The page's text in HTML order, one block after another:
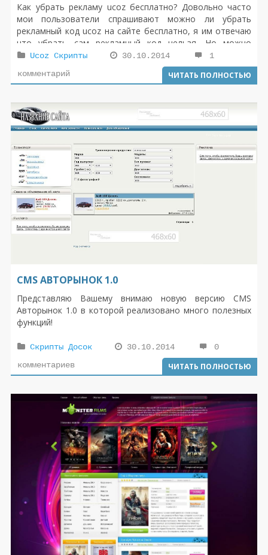
Как убрать рекламу ucoz бесплатно? Довольно часто
мои пользователи спрашивают можно ли убрать
рекламный код ucoz на сайте бесплатно, я им отвечаю
что убрать сам рекламный код нельзя. Но можно
специальным скриптом сделать так что бы скрипт
выполнял специальную команду который скрывал этот
убогую рекламу.
Ucoz Скрипты 30.10.2014
1
комментарий
ЧИТАТЬ ПОЛНОСТЬЮ
CMS АВТОРЫНОК 1.0
Представляю Вашему внимаю новую версию CMS
Авторынок 1.0 в которой реализовано много полезных
функций!
Скрипты Досок 30.10.2014
0
комментариев
ЧИТАТЬ ПОЛНОСТЬЮ